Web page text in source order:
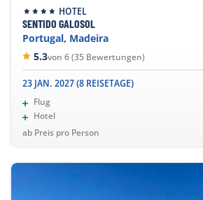
HOTEL
SENTIDO GALOSOL
Portugal, Madeira
5.3von 6 (35 Bewertungen)
23 JAN. 2027 (8 REISETAGE)
Flug
Hotel
ab Preis pro Person